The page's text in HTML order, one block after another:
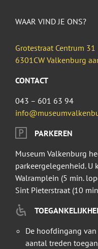
WAAR VIND JE ONS?
Grotestraat Centrum 31
6301CW Valkenburg
CONTACT
043 – 601 63 94
PARKEREN
Museum Valkenburg
parkeergelegenheid.
Walramplein (5 min.
Sint Pieterstraat (10
De hoofdingang
aantal treden